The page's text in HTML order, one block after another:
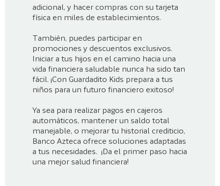
adicional, y hacer compras con su tarjeta
física en miles de establecimientos.
También, puedes participar en
promociones y descuentos exclusivos.
Iniciar a tus hijos en el camino hacia una
vida financiera saludable nunca ha sido tan
fácil. ¡Con Guardadito Kids prepara a tus
niños para un futuro financiero exitoso!
Ya sea para realizar pagos en cajeros
automáticos, mantener un saldo total
manejable, o mejorar tu historial crediticio,
Banco Azteca ofrece soluciones adaptadas
a tus necesidades. ¡Da el primer paso hacia
una mejor salud financiera!